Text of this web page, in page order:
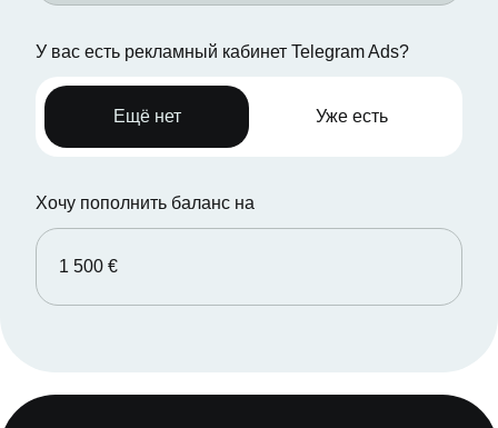
У вас есть рекламный кабинет Telegram Ads?
Ещё нет Уже есть
Хочу пополнить баланс на